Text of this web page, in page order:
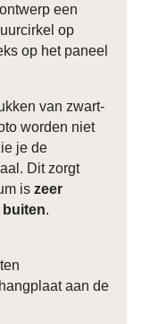
een
op
op het paneel
van zwart-
worden niet
je de
Dit zorgt
iszeer
.
aan de